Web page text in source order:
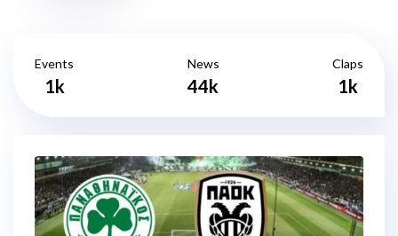
Events
1k
News
44k
Claps
1k